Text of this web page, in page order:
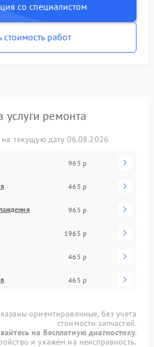
со специалистом
стоимость работ
ремонта
текущую дату 06.08.2026
965 р
465 р
965 р
1965 р
465 р
465 р
ориентировочные, без учета
стоимости запчастей.
на бесплатную диагностику.
и укажем на неисправность.